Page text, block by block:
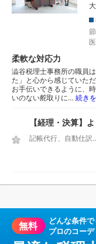
柔軟な対応力
澁谷税理士事務所の職員
た」と心から感じていた
お手伝いできるように、
いのない舵取りに… 続き
【経理・決算】
記帳代行、自動仕訳
無料
どんな条件で
プロのコー